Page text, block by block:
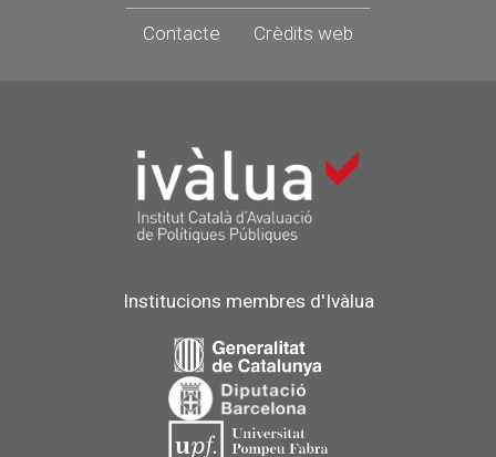
Contacte Crèdits web
Institucions membres d'Ivàlua